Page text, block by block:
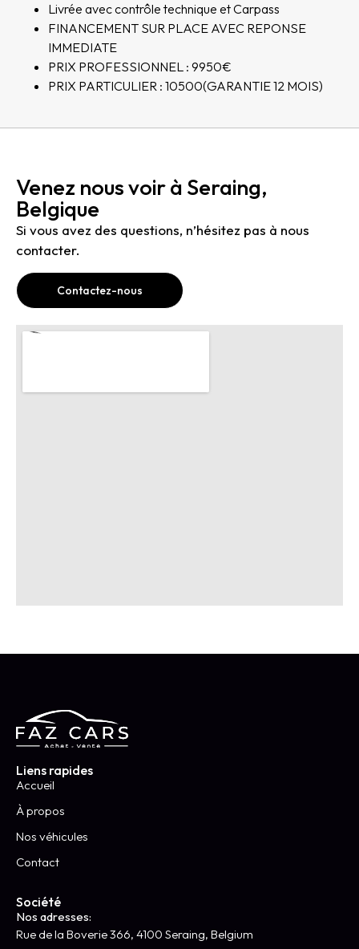
Livrée avec contrôle technique et Carpass
FINANCEMENT SUR PLACE AVEC REPONSE
IMMEDIATE
PRIX PROFESSIONNEL : 9950€
PRIX PARTICULIER : 10500(GARANTIE 12 MOIS)
Venez nous voir à Seraing,
Belgique
Si vous avez des questions, n’hésitez pas à nous
contacter.
Contactez-nous
Liens rapides
Accueil
À propos
Nos véhicules
Contact
Société
Nos adresses:
Rue de la Boverie 366, 4100 Seraing, Belgium